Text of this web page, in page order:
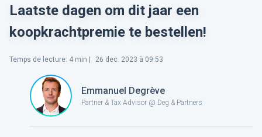
Laatste dagen om dit jaar een
koopkrachtpremie te bestellen!
Temps de lecture: 4 min | 26 dec. 2023 à 09:53
Emmanuel Degrève
Partner & Tax Advisor @ Deg & Partners